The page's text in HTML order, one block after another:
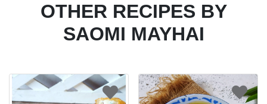
OTHER RECIPES BY
SAOMI MAYHAI